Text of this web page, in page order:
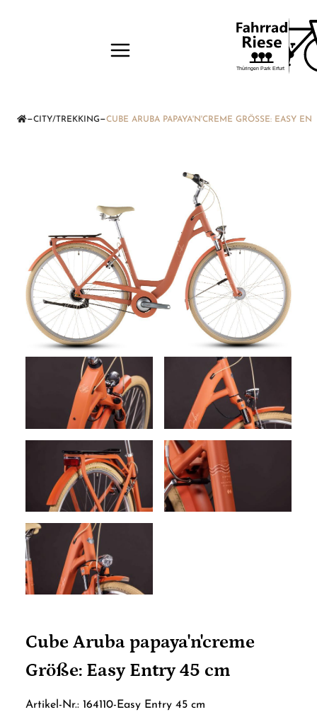
—CITY/TREKKING—CUBE ARUBA PAPAYA'N'CREME GRÖSSE: EASY
Cube Aruba papaya'n'creme
Größe: Easy Entry 45 cm
Artikel-Nr.: 164110-Easy Entry 45 cm